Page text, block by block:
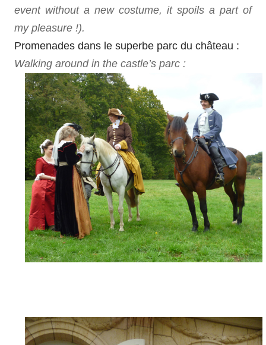
event without a new costume, it spoils a part of
my pleasure !).
Promenades dans le superbe parc du château :
Walking around in the castle’s parc :